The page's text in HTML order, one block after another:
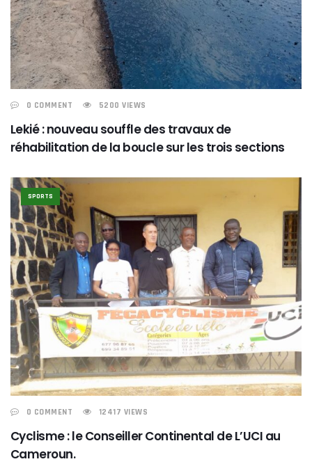
0 COMMENT 5200 VIEWS
Lekié : nouveau souffle des travaux de
réhabilitation de la boucle sur les trois sections
SPORTS
0 COMMENT 12417 VIEWS
Cyclisme : le Conseiller Continental de L’UCI au
Cameroun.